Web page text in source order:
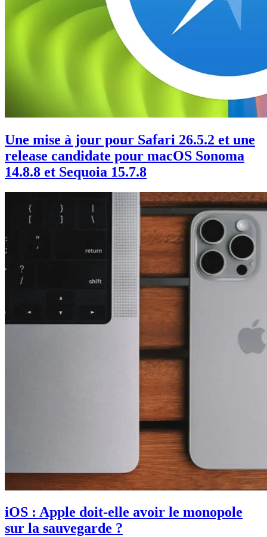
Une mise à jour pour Safari 26.5.2 et une
release candidate pour macOS Sonoma
14.8.8 et Sequoia 15.7.8
iOS : Apple doit-elle avoir le monopole
sur la sauvegarde ?